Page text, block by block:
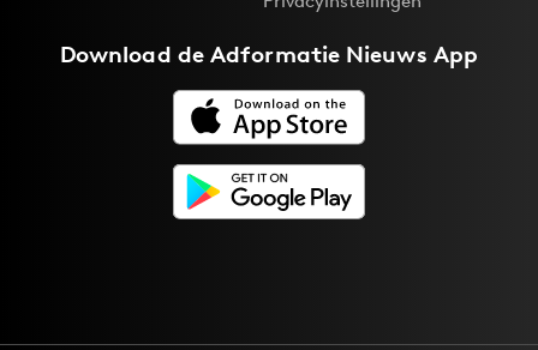
Download deAdformatie Nieuws App